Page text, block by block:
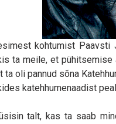
kohtumist Paavsti
ta meile, et pühitsemise
ta oli pannud sõna
katehhumenaadist
talt, kas ta saab